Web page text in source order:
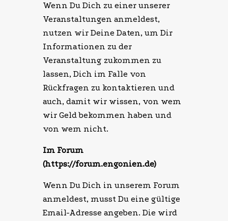
Wenn Du Dich zu einer unserer
Veranstaltungen anmeldest,
nutzen wir Deine Daten, um Dir
Informationen zu der
Veranstaltung zukommen zu
lassen, Dich im Falle von
Rückfragen zu kontaktieren und
auch, damit wir wissen, von wem
wir Geld bekommen haben und
von wem nicht.
Im Forum
(https://forum.engonien.de)
Wenn Du Dich in unserem Forum
anmeldest, musst Du eine gültige
Email-Adresse angeben. Die wird